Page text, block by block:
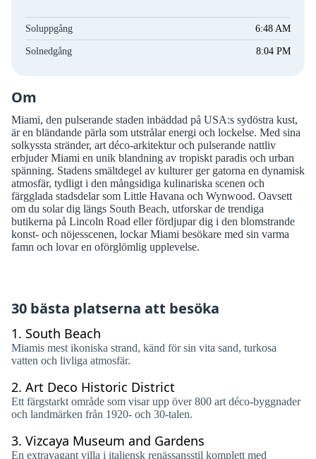
Soluppgång 6:48 AM
Solnedgång 8:04 PM
Om
Miami, den pulserande staden inbäddad på USA:s sydöstra kust,
är en bländande pärla som utstrålar energi och lockelse. Med sina
solkyssta stränder, art déco-arkitektur och pulserande nattliv
erbjuder Miami en unik blandning av tropiskt paradis och urban
spänning. Stadens smältdegel av kulturer ger gatorna en dynamisk
atmosfär, tydligt i den mångsidiga kulinariska scenen och
färgglada stadsdelar som Little Havana och Wynwood. Oavsett
om du solar dig längs South Beach, utforskar de trendiga
butikerna på Lincoln Road eller fördjupar dig i den blomstrande
konst- och nöjesscenen, lockar Miami besökare med sin varma
famn och lovar en oförglömlig upplevelse.
30 bästa platserna att besöka
1. South Beach
Miamis mest ikoniska strand, känd för sin vita sand, turkosa
vatten och livliga atmosfär.
2. Art Deco Historic District
Ett färgstarkt område som visar upp över 800 art déco-byggnader
och landmärken från 1920- och 30-talen.
3. Vizcaya Museum and Gardens
En extravagant villa i italiensk renässansstil komplett med